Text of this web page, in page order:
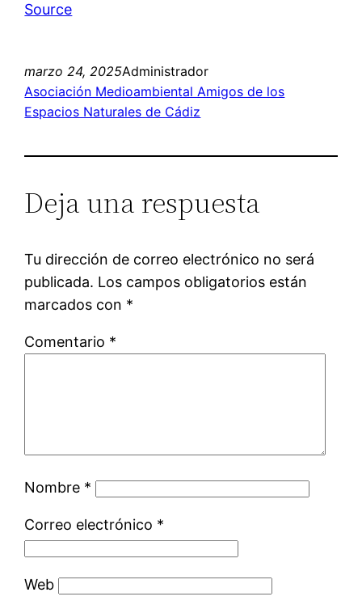
Source
marzo 24, 2025Administrador
Asociación Medioambiental Amigos de los
Espacios Naturales de Cádiz
Deja una respuesta
Tu dirección de correo electrónico no será
publicada. Los campos obligatorios están
marcados con *
Comentario *
Nombre *
Correo electrónico *
Web